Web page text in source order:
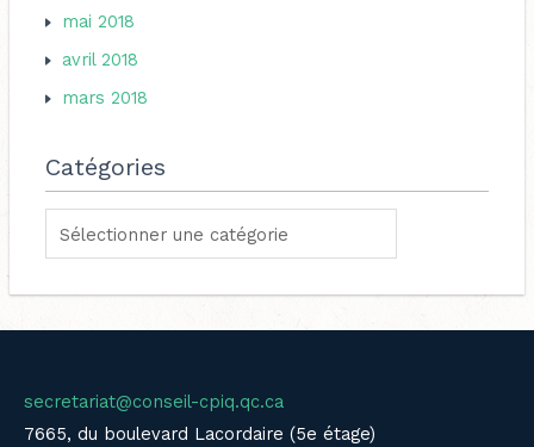
mai 2018
avril 2018
mars 2018
Catégories
secretariat@conseil-cpiq.qc.ca
7665, du boulevard Lacordaire (5e étage)